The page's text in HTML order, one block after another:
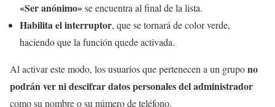
«Ser anónimo»se encuentra al final de la lista.
Habilita el interruptor, que se tornará de color verde,
haciendo que la función quede activada.
Al activar este modo, los usuarios que pertenecen a un grupono
podrán ver ni descifrar datos personales del administrador
como su nombre o su número de teléfono.